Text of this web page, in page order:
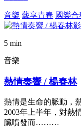
音樂 藝享青春 國樂合
5 min
音樂
熱情奏響 / 楊春林
熱情是生命的脈動，
2003年上半年，對熱
臟噴發而………